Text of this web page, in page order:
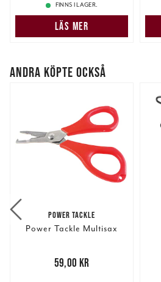
FINNS I LAGER.
LÄS MER
ANDRA KÖPTE OCKSÅ
POWER TACKLE
Power Tackle Multisax
59,00 kr
59,00 kr